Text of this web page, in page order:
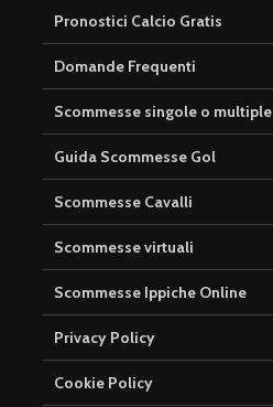
Pronostici Calcio Gratis
Domande Frequenti
Scommesse singole o multiple
Guida Scommesse Gol
Scommesse Cavalli
Scommesse virtuali
Scommesse Ippiche Online
Privacy Policy
Cookie Policy